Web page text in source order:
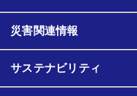
災害関連情報
サステナビリティ